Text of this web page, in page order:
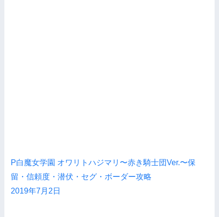
P白魔女学園 オワリトハジマリ〜赤き騎士団Ver.〜保
留・信頼度・潜伏・セグ・ボーダー攻略
2019年7月2日